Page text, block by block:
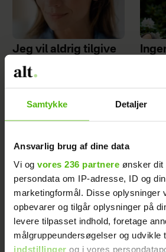
Samtykke Detaljer
Ansvarlig brug af dine data
Vi og vores 236 partnere ønsker dit
persondata om IP-adresse, ID og
marketingformål. Disse oplysninger
opbevarer og tilgår oplysninger på
levere tilpasset indhold, foretage
målgruppeundersøgelser og udvikle
indstillinger og i vores
Jeg vil aldrig tilgive
han gjorde, efter jeg